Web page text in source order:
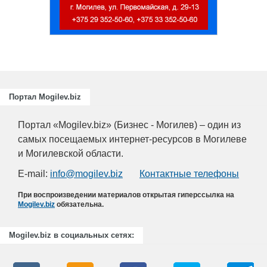
Портал Mogilev.biz
Портал «Mogilev.biz» (Бизнес - Могилев) – один из
самых посещаемых интернет-ресурсов в Могилеве
и Могилевской области.
E-mail: info@mogilev.biz Контактные телефоны
При воспроизведении материалов открытая гиперссылка на
Mogilev.biz обязательна.
Mogilev.biz в социальных сетях: